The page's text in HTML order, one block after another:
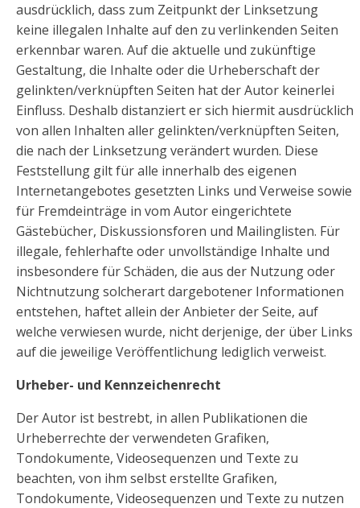
ausdrücklich, dass zum Zeitpunkt der Linksetzung
keine illegalen Inhalte auf den zu verlinkenden Seiten
erkennbar waren. Auf die aktuelle und zukünftige
Gestaltung, die Inhalte oder die Urheberschaft der
gelinkten/verknüpften Seiten hat der Autor keinerlei
Einfluss. Deshalb distanziert er sich hiermit ausdrücklich
von allen Inhalten aller gelinkten/verknüpften Seiten,
die nach der Linksetzung verändert wurden. Diese
Feststellung gilt für alle innerhalb des eigenen
Internetangebotes gesetzten Links und Verweise sowie
für Fremdeinträge in vom Autor eingerichtete
Gästebücher, Diskussionsforen und Mailinglisten. Für
illegale, fehlerhafte oder unvollständige Inhalte und
insbesondere für Schäden, die aus der Nutzung oder
Nichtnutzung solcherart dargebotener Informationen
entstehen, haftet allein der Anbieter der Seite, auf
welche verwiesen wurde, nicht derjenige, der über Links
auf die jeweilige Veröffentlichung lediglich verweist.
Urheber- und Kennzeichenrecht
Der Autor ist bestrebt, in allen Publikationen die
Urheberrechte der verwendeten Grafiken,
Tondokumente, Videosequenzen und Texte zu
beachten, von ihm selbst erstellte Grafiken,
Tondokumente, Videosequenzen und Texte zu nutzen